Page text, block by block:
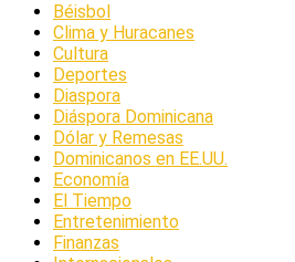
Béisbol
Clima y Huracanes
Cultura
Deportes
Diaspora
Diáspora Dominicana
Dólar y Remesas
Dominicanos en EE.UU.
Economía
El Tiempo
Entretenimiento
Finanzas